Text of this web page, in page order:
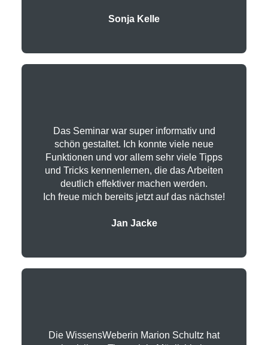
Sonja Kelle
Das Seminar war super informativ und
schön gestaltet. Ich konnte viele neue
Funktionen und vor allem sehr viele Tipps
und Tricks kennenlernen, die das Arbeiten
deutlich effektiver machen werden.
Ich freue mich bereits jetzt auf das nächste!
Jan Jacke
Die WissensWeberin Marion Schultz hat